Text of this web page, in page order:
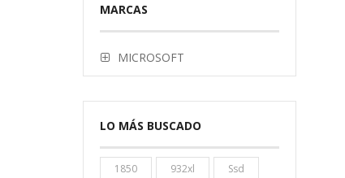
MARCAS
MICROSOFT
LO MÁS BUSCADO
1850 932xl Ssd